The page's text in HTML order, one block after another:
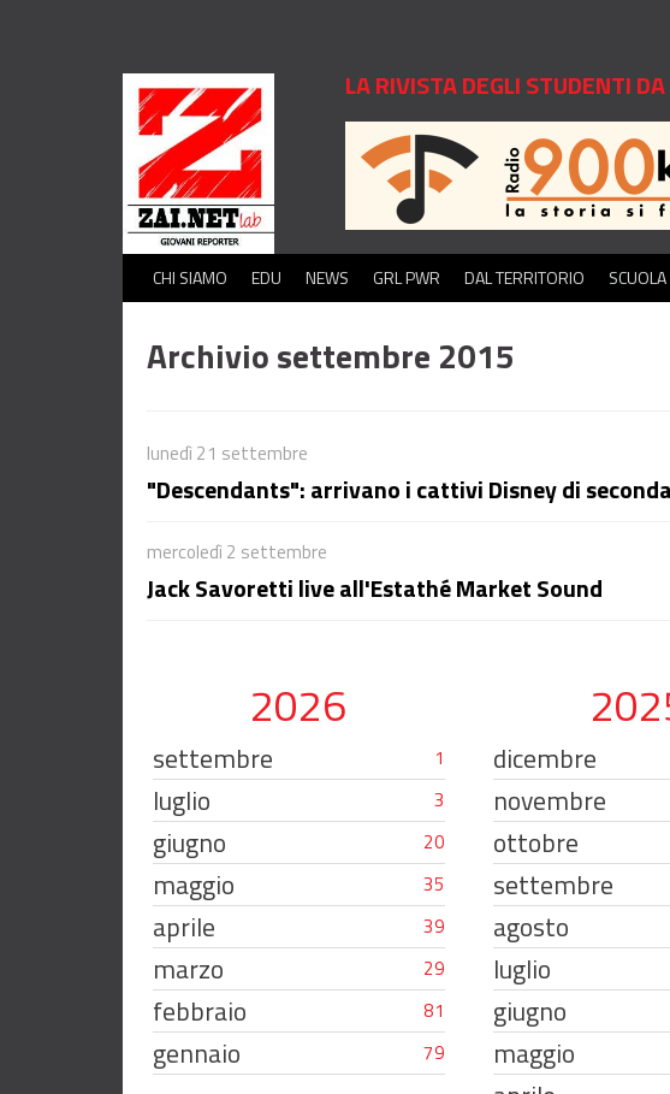
LA RIVISTA DEGLI STUDENTI
CHI SIAMO EDU NEWS GRL PWR DAL TERRITORIO SCUOLA
Archivio settembre 2015
lunedì 21 settembre
"Descendants": arrivano i cattivi Disney di
mercoledì 2 settembre
Jack Savoretti live all'Estathé Market Sound
2026
settembre 1
luglio 3
giugno 20
maggio 35
aprile 39
marzo 29
febbraio 81
gennaio 79
dicembre
novembre
ottobre
settembre
agosto
luglio
giugno
maggio